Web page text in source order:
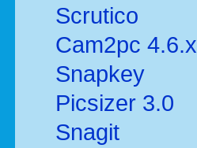
Scrutico
Cam2pc 4.6.x
Snapkey
Picsizer 3.0
Snagit